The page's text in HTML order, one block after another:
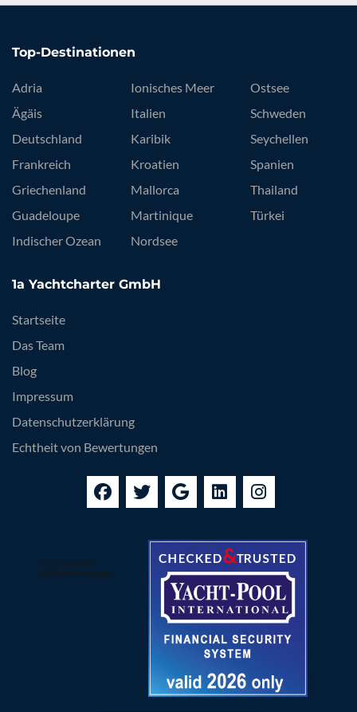
Top-Destinationen
Adria
Ägäis
Deutschland
Frankreich
Griechenland
Guadeloupe
Indischer Ozean
Ionisches Meer
Italien
Karibik
Kroatien
Mallorca
Martinique
Nordsee
Ostsee
Schweden
Seychellen
Spanien
Thailand
Türkei
1a Yachtcharter GmbH
Startseite
Das Team
Blog
Impressum
Datenschutzerklärung
Echtheit von Bewertungen